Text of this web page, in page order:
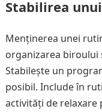
Stabilirea
Menținerea unei
organizarea biroului
Stabilește un
posibil. Include în
activități de relaxare